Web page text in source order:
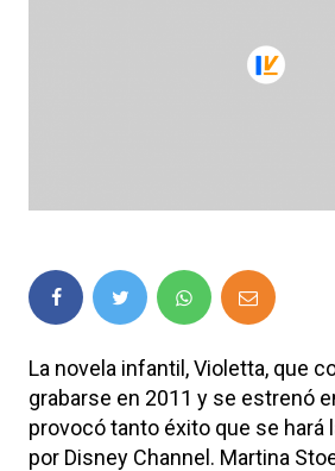
La novela infantil, Violetta, que
grabarse en 2011 y se estrenó
provocó tanto éxito que se hará
por Disney Channel. Martina